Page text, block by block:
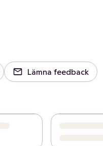
Lämna feedback